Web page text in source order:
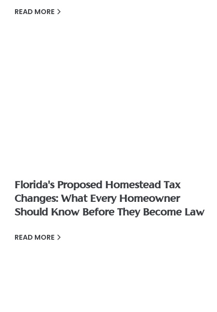
READ MORE
Florida's Proposed Homestead Tax
Changes: What Every Homeowner
Should Know Before They Become Law
READ MORE